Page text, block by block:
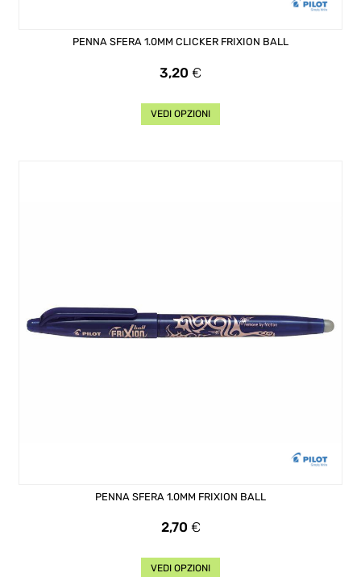
PENNA SFERA 1.0MM CLICKER FRIXION BALL
Prezzo
3,20 €
VEDI OPZIONI
PENNA SFERA 1.0MM FRIXION BALL
Prezzo
2,70 €
VEDI OPZIONI